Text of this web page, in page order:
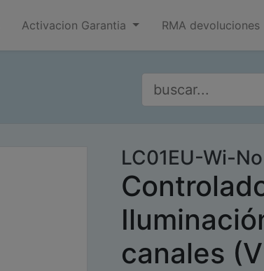
Activacion Garantia RMA devoluciones
LC01EU-Wi-No
canales